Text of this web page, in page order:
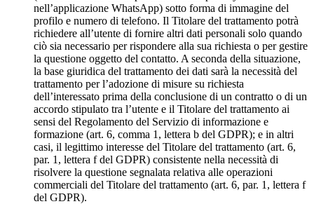
nell’applicazione WhatsApp) sotto forma di immagine del
profilo e numero di telefono. Il Titolare del trattamento potrà
richiedere all’utente di fornire altri dati personali solo quando
ciò sia necessario per rispondere alla sua richiesta o per gestire
la questione oggetto del contatto. A seconda della situazione,
la base giuridica del trattamento dei dati sarà la necessità del
trattamento per l’adozione di misure su richiesta
dell’interessato prima della conclusione di un contratto o di un
accordo stipulato tra l’utente e il Titolare del trattamento ai
sensi del Regolamento del Servizio di informazione e
formazione (art. 6, comma 1, lettera b del GDPR); e in altri
casi, il legittimo interesse del Titolare del trattamento (art. 6,
par. 1, lettera f del GDPR) consistente nella necessità di
risolvere la questione segnalata relativa alle operazioni
commerciali del Titolare del trattamento (art. 6, par. 1, lettera f
del GDPR).